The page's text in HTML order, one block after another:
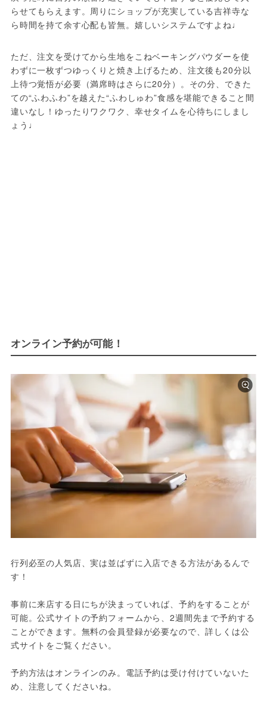
らせてもらえます。周りにショップが充実している吉祥寺な
ら時間を持て余す心配も皆無。嬉しいシステムですよね♩
ただ、注文を受けてから生地をこねベーキングパウダーを使
わずに一枚ずつゆっくりと焼き上げるため、注文後も20分以
上待つ覚悟が必要（満席時はさらに20分）。その分、できた
ての“ふわふわ”を越えた“ふわしゅわ”食感を堪能できること間
違いなし！ゆったりワクワク、幸せタイムを心待ちにしまし
ょう♩
オンライン予約が可能！
行列必至の人気店、実は並ばずに入店できる方法があるんで
す！
事前に来店する日にちが決まっていれば、予約をすることが
可能。公式サイトの予約フォームから、2週間先まで予約する
ことができます。無料の会員登録が必要なので、詳しくは公
式サイトをご覧ください。
予約方法はオンラインのみ。電話予約は受け付けていないた
め、注意してくださいね。